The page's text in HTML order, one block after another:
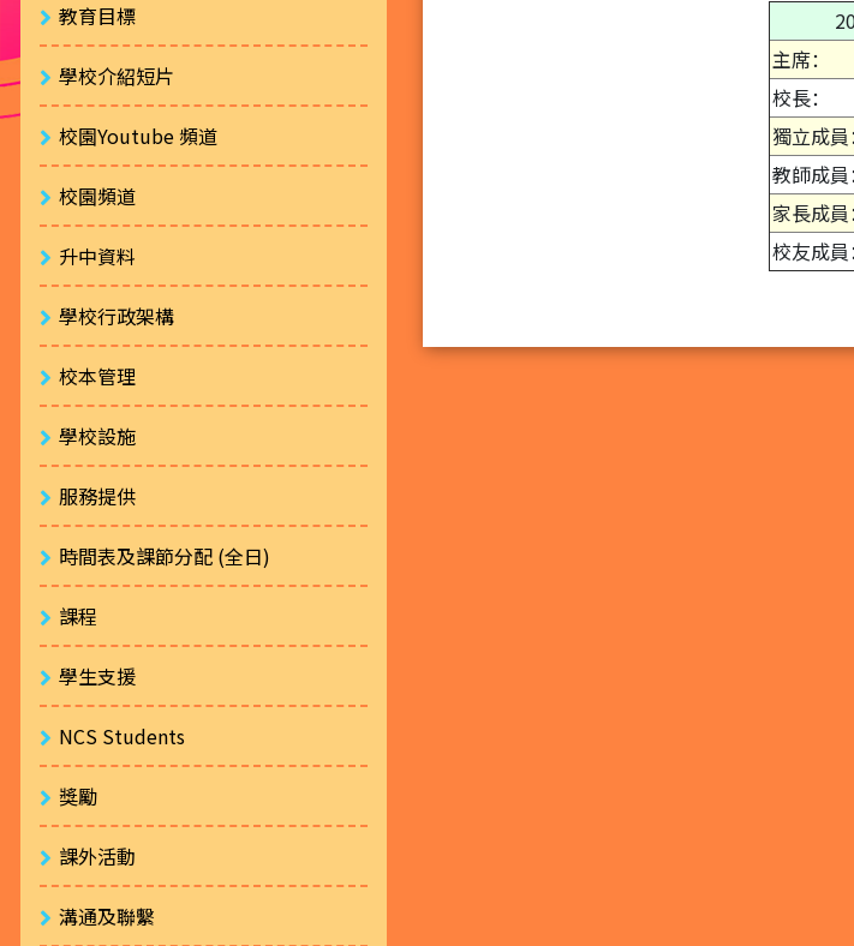
教育目標
學校介紹短片
校園Youtube 頻道
校園頻道
升中資料
學校行政架構
校本管理
學校設施
服務提供
時間表及課節分配 (全日)
課程
學生支援
NCS Students
獎勵
課外活動
溝通及聯繫
主席：
校長：
獨立成員
教師成員
家長成員
校友成員